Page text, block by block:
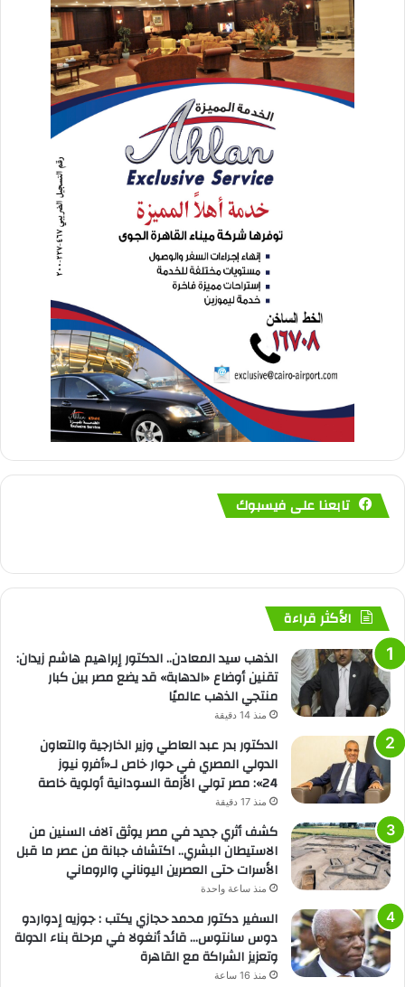
تابعنا على فيسبوك
الأكثر قراءة
الذهب سيد المعادن.. الدكتور إبراهيم هاشم زيدان:
تقنين أوضاع «الدهابة» قد يضع مصر بين كبار
منتجي الذهب عالميًا
منذ 14 دقيقة
الدكتور بدر عبد العاطي وزير الخارجية والتعاون
الدولي المصري في حوار خاص لـ«أفرو نيوز
24»: مصر تولي الأزمة السودانية أولوية خاصة
منذ 17 دقيقة
كشف أثري جديد في مصر يوثق آلاف السنين من
الاستيطان البشري.. اكتشاف جبانة من عصر ما قبل
الأسرات حتى العصرين اليوناني والروماني
منذ ساعة واحدة
السفير دكتور محمد حجازي يكتب : جوزيه إدواردو
دوس سانتوس… قائد أنغولا في مرحلة بناء الدولة
وتعزيز الشراكة مع القاهرة
منذ 16 ساعة